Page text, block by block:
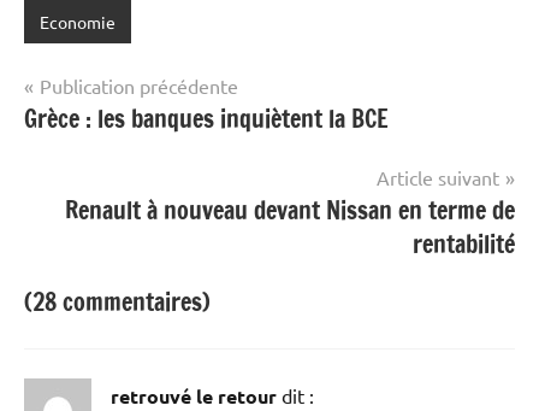
Economie
Navigation
de
Publication précédente
Grèce : les banques inquiètent la BCE
Article suivant
Renault à nouveau devant Nissan en terme de
rentabilité
(28 commentaires)
retrouvé le retour dit :